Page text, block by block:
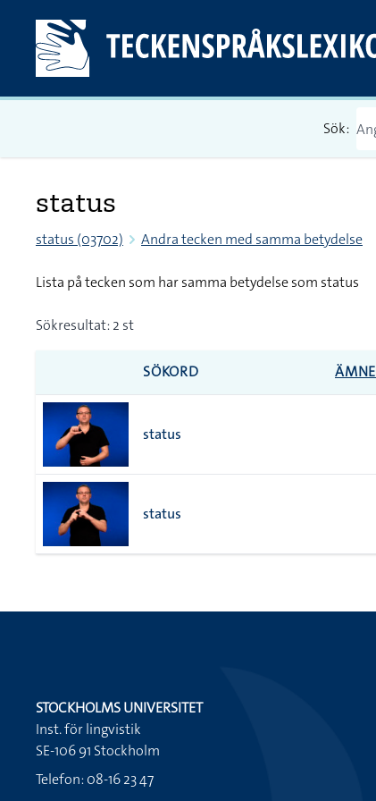
Sök:
status
status (03702) Andra tecken med samma betydelse
Lista på tecken som har samma betydelse som status
Sökresultat: 2 st
SÖKORD ÄMNE
status
status
STOCKHOLMS UNIVERSITET
Inst. för lingvistik
SE-106 91 Stockholm
Telefon: 08-16 23 47